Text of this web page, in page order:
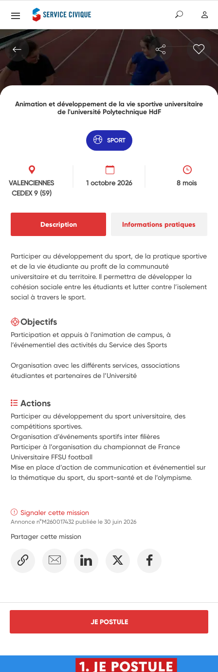
Animation et développement de la vie sportive universitaire
de l'université Polytechnique HdF
SPORT
VALENCIENNES
CEDEX 9 (59)
1 octobre 2026 8 mois
Description Informations pratiques
Participer au développement du sport, de la pratique sportive
et de la vie étudiante au profit de la communauté
universitaire et du territoire. Il permettra de développer la
cohésion sociale entre les étudiants et lutter contre l’isolement
social à travers le sport.
Objectifs
Participation et appuis à l’animation de campus, à
l’événementiel des activités du Service des Sports
Organisation avec les différents services, associations
étudiantes et partenaires de l’Université
Actions
Participer au développement du sport universitaire, des
compétitions sportives.
Organisation d’événements sportifs inter filières
Participer à l’organisation du championnat de France
Universitaire FFSU football
Mise en place d’action de communication et événementiel sur
la thématique du sport, du sport-santé et de l’olympisme.
Signaler cette mission
Annonce n°M260017432 publiée le30 juin 2026
Partager cette mission
JE POSTULE